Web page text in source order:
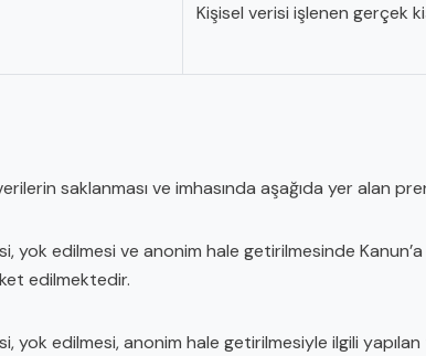
Kişisel verisi işlenen gerçek
saklanması ve imhasında aşağıda yer alan
yok edilmesi ve anonim hale getirilmesinde
edilmektedir.
yok edilmesi, anonim hale getirilmesiyle ilgili